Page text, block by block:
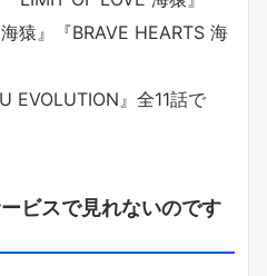
猿』『BRAVE HEARTS 海
EVOLUTION』全11話で
ビスで見れないのです